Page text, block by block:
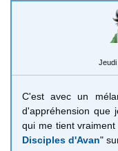
Jeudi
C'est avec un
d'appréhension que
qui me tient
Disciples d'Avan"